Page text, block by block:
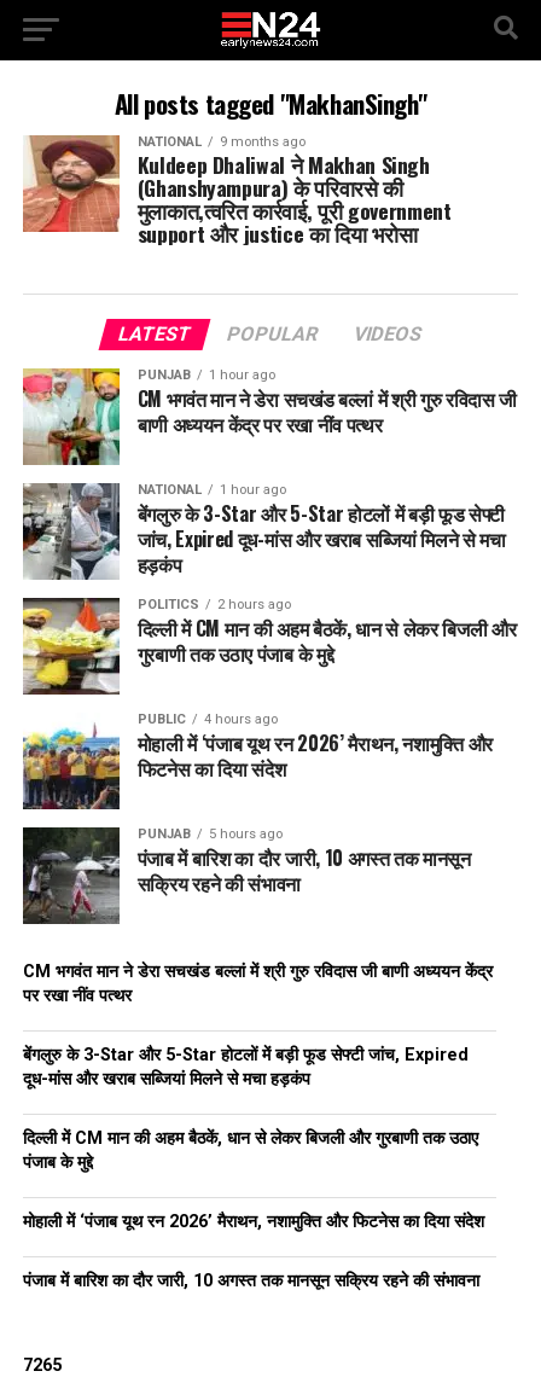
All posts tagged "MakhanSingh"
NATIONAL 9 months ago
Kuldeep Dhaliwal ने Makhan Singh
(Ghanshyampura) के परिवारसे की
मुलाकात,त्वरित कार्रवाई, पूरी government
support और justice का दिया भरोसा
LATEST POPULAR VIDEOS
PUNJAB 1 hour ago
CM भगवंत मान ने डेरा सचखंड बल्लां में श्री गुरु रविदास जी
बाणी अध्ययन केंद्र पर रखा नींव पत्थर
NATIONAL 1 hour ago
बेंगलुरु के 3-Star और 5-Star होटलों में बड़ी फूड सेफ्टी
जांच, Expired दूध-मांस और खराब सब्जियां मिलने से मचा
हड़कंप
POLITICS 2 hours ago
दिल्ली में CM मान की अहम बैठकें, धान से लेकर बिजली और
गुरबाणी तक उठाए पंजाब के मुद्दे
PUBLIC 4 hours ago
मोहाली में ‘पंजाब यूथ रन 2026’ मैराथन, नशामुक्ति और
फिटनेस का दिया संदेश
PUNJAB 5 hours ago
पंजाब में बारिश का दौर जारी, 10 अगस्त तक मानसून
सक्रिय रहने की संभावना
CM भगवंत मान ने डेरा सचखंड बल्लां में श्री गुरु रविदास जी बाणी अध्ययन केंद्र
पर रखा नींव पत्थर
बेंगलुरु के 3-Star और 5-Star होटलों में बड़ी फूड सेफ्टी जांच, Expired
दूध-मांस और खराब सब्जियां मिलने से मचा हड़कंप
दिल्ली में CM मान की अहम बैठकें, धान से लेकर बिजली और गुरबाणी तक उठाए
पंजाब के मुद्दे
मोहाली में ‘पंजाब यूथ रन 2026’ मैराथन, नशामुक्ति और फिटनेस का दिया संदेश
पंजाब में बारिश का दौर जारी, 10 अगस्त तक मानसून सक्रिय रहने की संभावना
7265